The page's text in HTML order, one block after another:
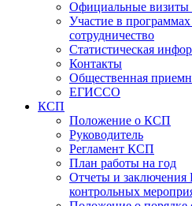
Официальные визиты
Участие в
сотрудничество
Статистическая
Контакты
Общественная
ЕГИССО
КСП
Положение о КСП
Руководитель
Регламент КСП
План работы на год
Отчеты и
контрольных